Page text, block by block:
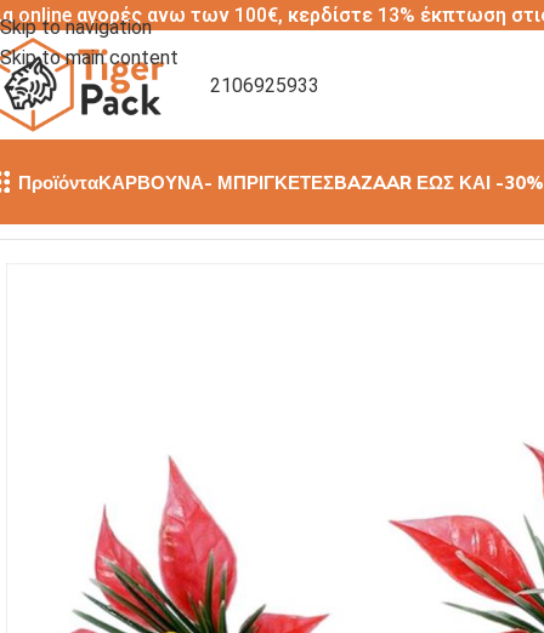
Skip to navigation
Skip to main content
online αγορές ανω των 100€, κερδίστε 13% έκπτωση
2106925933
ΠροϊόνταΚΑΡΒΟΥΝΑ- ΜΠΡΙΓΚΕΤΕΣBAZAAR ΕΩΣ ΚΑΙ -30%